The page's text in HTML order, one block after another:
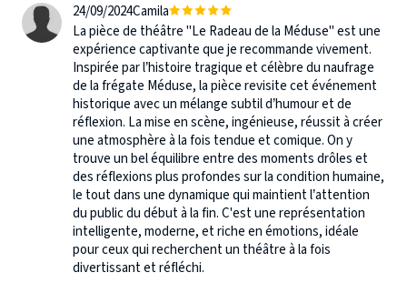
24/09/2024Camila
La pièce de théâtre "Le Radeau de la Méduse" est une
expérience captivante que je recommande vivement.
Inspirée par l’histoire tragique et célèbre du naufrage
de la frégate Méduse, la pièce revisite cet événement
historique avec un mélange subtil d’humour et de
réflexion. La mise en scène, ingénieuse, réussit à créer
une atmosphère à la fois tendue et comique. On y
trouve un bel équilibre entre des moments drôles et
des réflexions plus profondes sur la condition humaine,
le tout dans une dynamique qui maintient l’attention
du public du début à la fin. C'est une représentation
intelligente, moderne, et riche en émotions, idéale
pour ceux qui recherchent un théâtre à la fois
divertissant et réfléchi.